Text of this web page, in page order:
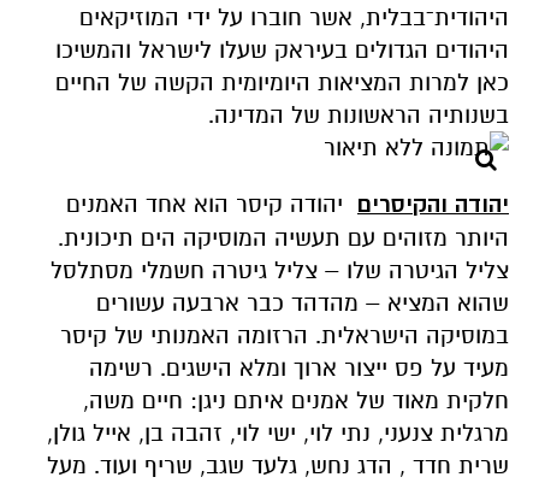
היהודית־בבלית, אשר חוברו על ידי המוזיקאים
היהודים הגדולים בעיראק שעלו לישראל והמשיכו
כאן למרות המציאות היומיומית הקשה של החיים
בשנותיה הראשונות של המדינה.
יהודה והקיסרים יהודה קיסר הוא אחד האמנים
היותר מזוהים עם תעשיה המוסיקה הים תיכונית.
צליל הגיטרה שלו – צליל גיטרה חשמלי מסתלסל
שהוא המציא – מהדהד כבר ארבעה עשורים
במוסיקה הישראלית. הרזומה האמנותי של קיסר
מעיד על פס ייצור ארוך ומלא הישגים. רשימה
חלקית מאוד של אמנים איתם ניגן: חיים משה,
מרגלית צנעני, נתי לוי, ישי לוי, זהבה בן, אייל גולן,
שרית חדד , הדג נחש, גלעד שגב, שריף ועוד. מעל